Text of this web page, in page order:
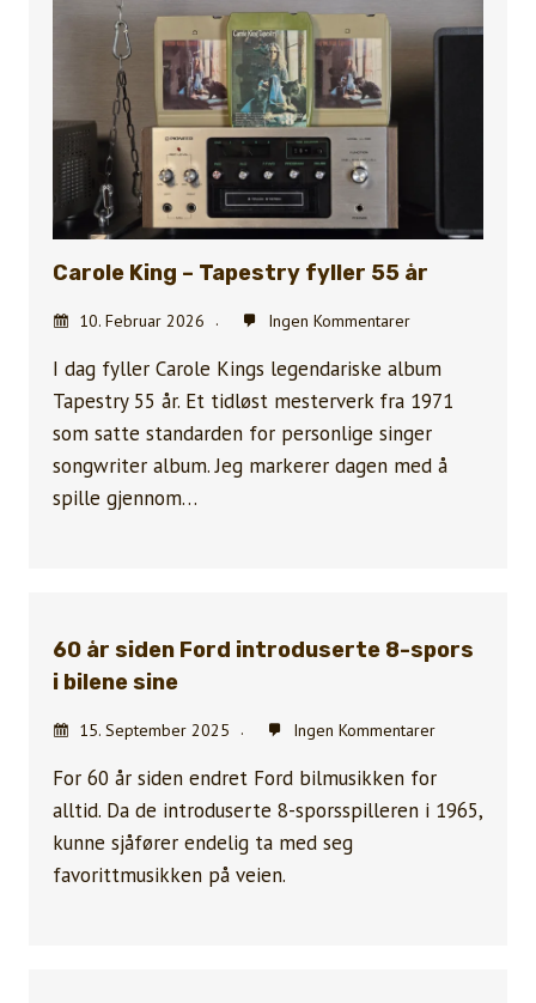
Carole King – Tapestry fyller 55 år
10. Februar 2026 Ingen Kommentarer
I dag fyller Carole Kings legendariske album
Tapestry 55 år. Et tidløst mesterverk fra 1971
som satte standarden for personlige singer
songwriter album. Jeg markerer dagen med å
spille gjennom…
60 år siden Ford introduserte 8-spors
i bilene sine
15. September 2025 Ingen Kommentarer
For 60 år siden endret Ford bilmusikken for
alltid. Da de introduserte 8-sporsspilleren i 1965,
kunne sjåfører endelig ta med seg
favorittmusikken på veien.